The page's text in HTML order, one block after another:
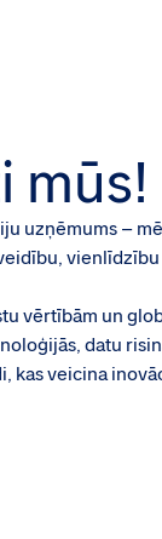
mūs!
uzņēmums –
vērtībām un
datu
kas veicina